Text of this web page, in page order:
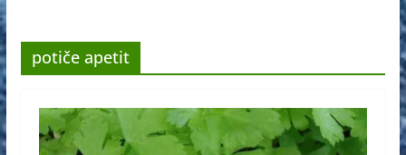
potiče apetit